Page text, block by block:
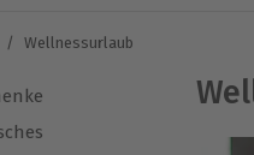
/ Wellnessurlaub